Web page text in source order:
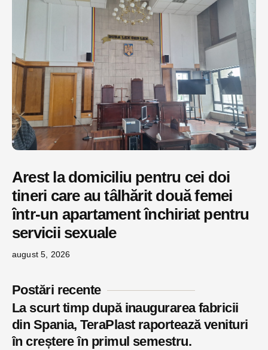
Arest la domiciliu pentru cei doi
tineri care au tâlhărit două femei
într-un apartament închiriat pentru
servicii sexuale
august 5, 2026
Postări recente
La scurt timp după inaugurarea fabricii
din Spania, TeraPlast raportează venituri
în creștere în primul semestru.